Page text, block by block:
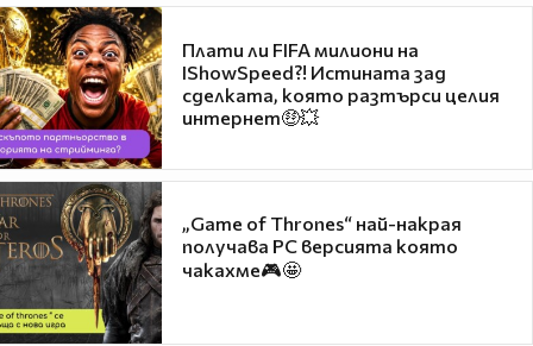
Плати ли FIFA милиони на
IShowSpeed?! Истината зад
сделката, която разтърси целия
интернет🤑💥
„Game of Thrones“ най-накрая
получава PC версията която
чакахме🎮🤩